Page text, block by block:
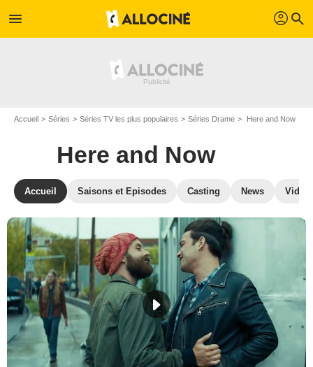
menu profil search
Accueil Séries Séries TV les plus populaires Séries Drame Here and Now
Here and Now
Accueil Saisons et Episodes Casting News